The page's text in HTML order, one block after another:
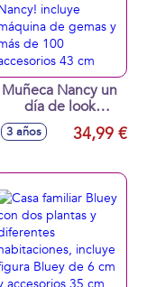
Muñeca Nancy un
día de look
brillante ¡decora el
pelo de Nancy!
gemas y más de
100 accesorios 43
cm
3 años 34,99 €